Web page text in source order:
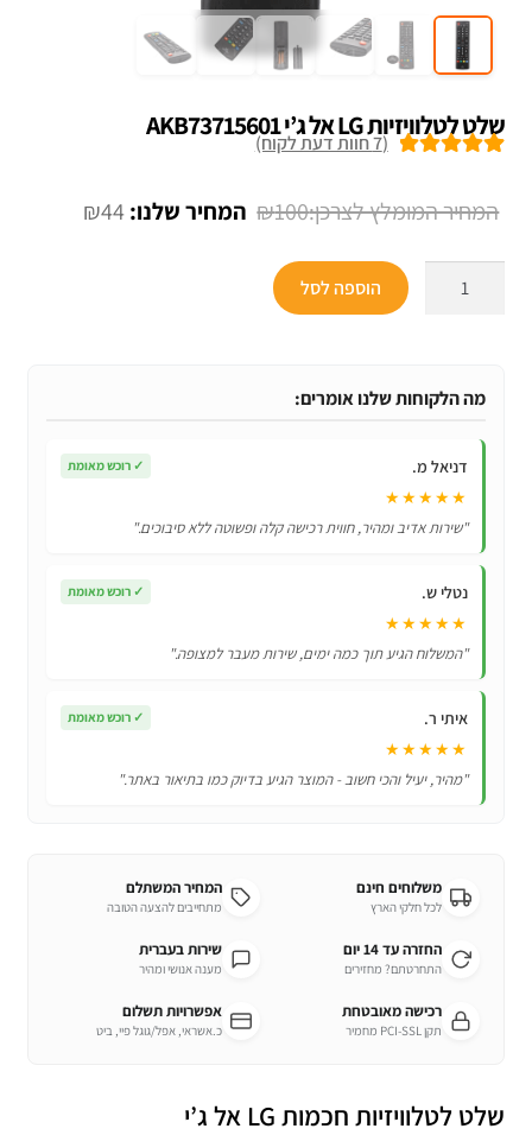
שלט לטלוויזיות LG אל ג’י AKB73715601
לקוחות
(
7חוות דעת לקוח)
₪100
המחיר
₪44 המחיר
LG
הוספה לסל
מה הלקוחות שלנו אומרים:
דניאל מ. ✓ רוכש מאומת
★★★★★
"שירות אדיב ומהיר, חווית רכישה קלה ופשוטה ללא סיבוכים."
נטלי ש. ✓ רוכש מאומת
★★★★★
"המשלוח הגיע תוך כמה ימים, שירות מעבר למצופה."
איתי ר. ✓ רוכש מאומת
★★★★★
"מהיר, יעיל והכי חשוב - המוצר הגיע בדיוק כמו בתיאור באתר."
משלוחים חינם
לכל חלקי הארץ
המחיר המשתלם
מתחייבים להצעה הטובה
החזרה עד 14 יום
התחרטתם? מחזירים
שירות בעברית
מענה אנושי ומהיר
רכישה מאובטחת
תקן PCI-SSL מחמיר
אפשרויות תשלום
כ.אשראי, אפל/גוגל פיי, ביט
שלט לטלוויזיות חכמות LG אל ג’י